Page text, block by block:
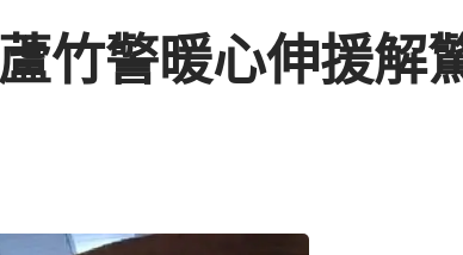
竹警暖心伸援解